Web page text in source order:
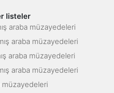
listeler
araba müzayedeleri
araba müzayedeleri
araba müzayedeleri
araba müzayedeleri
müzayedeleri